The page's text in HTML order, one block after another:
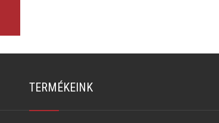
TERMÉKEINK